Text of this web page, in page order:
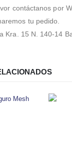
contáctanos por
tu pedido.
Kra. 15 N. 140-14